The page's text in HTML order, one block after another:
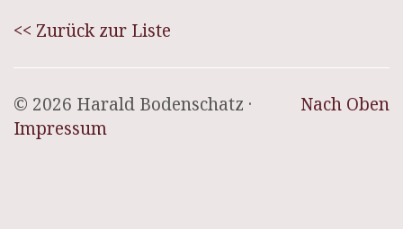
<< Zurück zur Liste
Nach Oben
© 2026 Harald Bodenschatz ·
Impressum